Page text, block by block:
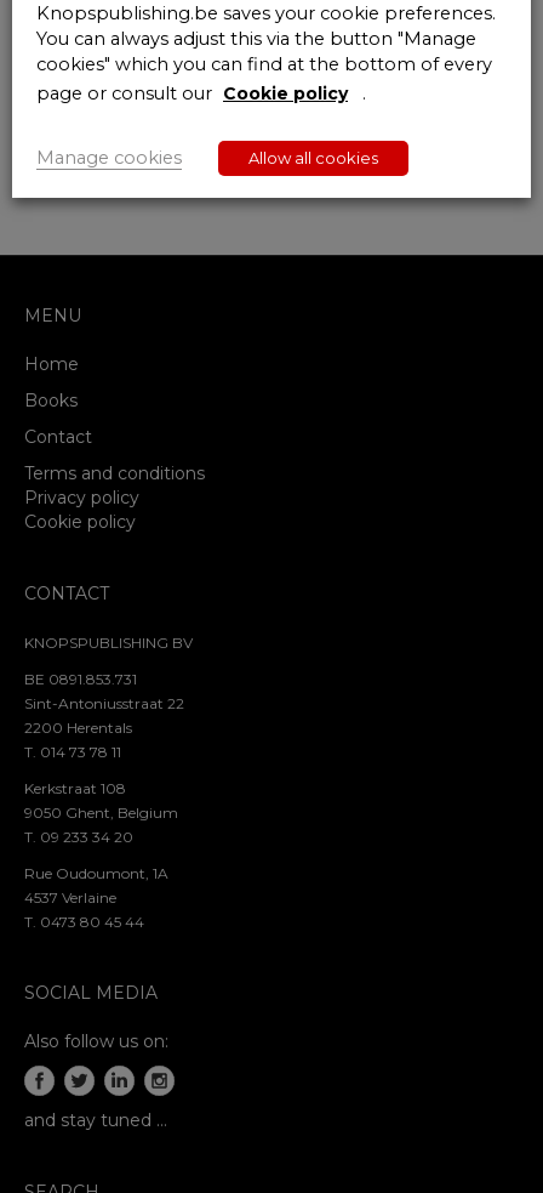
Prof. dr.Anne Van de Vijveris als docent
verbonden aan de Universiteit Antwerpen
(Antwerp Tax Academy) en als advocaat aan
Tiberghien Advocaten.
MENU
Home
Books
Contact
Terms and conditions
Privacy policy
Cookie policy
CONTACT
KNOPSPUBLISHING BV
BE 0891.853.731
Sint-Antoniusstraat 22
2200 Herentals
T. 014 73 78 11
Kerkstraat 108
9050 Ghent, Belgium
T. 09 233 34 20
Rue Oudoumont, 1A
4537 Verlaine
T. 0473 80 45 44
SOCIAL MEDIA
Also follow us on:
and stay tuned …
Knopspublishing.be saves your cookie preferences.
You can always adjust this via the button "Manage
cookies" which you can find at the bottom of every
page or consult our Cookie policy .
Manage cookies Allow all cookies